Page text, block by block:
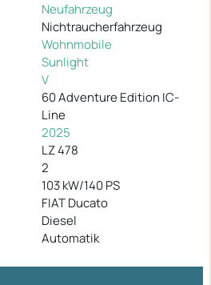
Neufahrzeug
Nichtraucherfahrzeug
Wohnmobile
Sunlight
V
60 Adventure Edition IC-
Line
2025
LZ 478
2
103 kW/140 PS
FIAT Ducato
Diesel
Automatik